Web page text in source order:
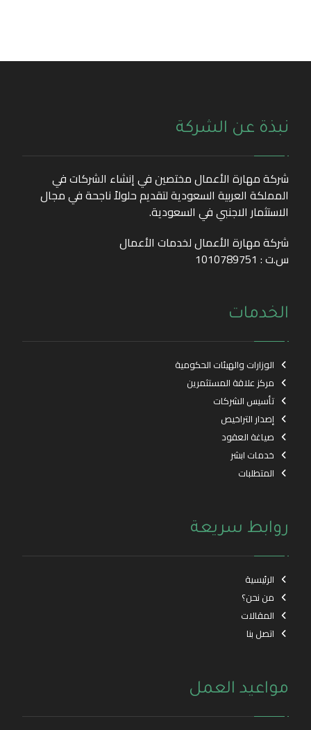
نبذة عن الشركة
شركة مهارة الأعمال مختصين في إنشاء الشركات في
المملكة العربية السعودية لتقديم حلولاً ناجحة في مجال
الاستثمار الاجنبي في السعودية.
شركة مهارة الأعمال لخدمات الأعمال
س.ت : 1010789751
الخدمات
الوزارات والهيئات الحكومية
مركز علاقة المستثمرين
تأسيس الشركات
إصدار التراخيص
صياغة العقود
خدمات ابشر
المتطلبات
روابط سريعة
الرئيسية
من نحن؟
المقالات
اتصل بنا
مواعيد العمل